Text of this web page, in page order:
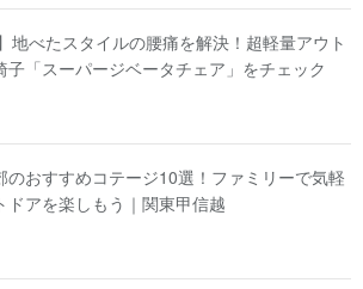
地べたスタイルの腰痛を解決！超軽量アウト
子「スーパージベータチェア」をチェック
のおすすめコテージ10選！ファミリーで気軽
ドアを楽しもう｜関東甲信越